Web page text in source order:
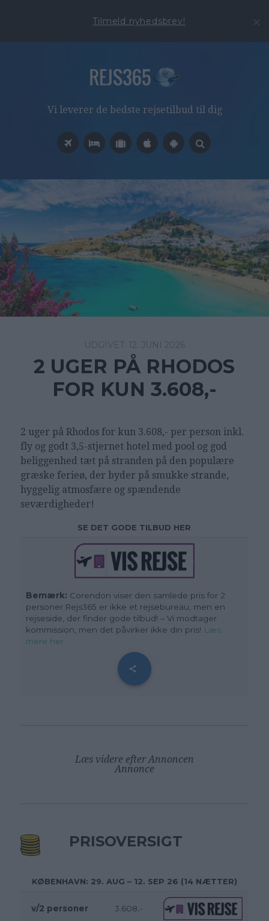
Tilmeld nyhedsbrev!
Vi leverer de bedste rejsetilbud til dig
12. JUNI 2026
2 UGER PÅ RHODOS
FOR KUN 3.608,-
2 uger på Rhodos for kun 3.608,- per person inkl.
fly og godt 3,5-stjernet hotel med pool og god
beliggenhed tæt på stranden på den populære
græske ferieø, der byder på smukke strande,
hyggelig atmosfære og spændende
seværdigheder!
SE DET GODE TILBUD HER
Bemærk: Corendon viser den samlede pris for 2
personer.Rejs365 er ikke et rejsebureau, men en
rejseside, der finder gode tilbud! – Vi modtager
kommission, men det påvirker ikke din pris! Læs
mere her
Læs videre efter Annoncen
Annonce
PRISOVERSIGT
KØBENHAVN: 29. AUG – 12. SEP 26 (14 NÆTTER)
v/2 personer 3.608,-